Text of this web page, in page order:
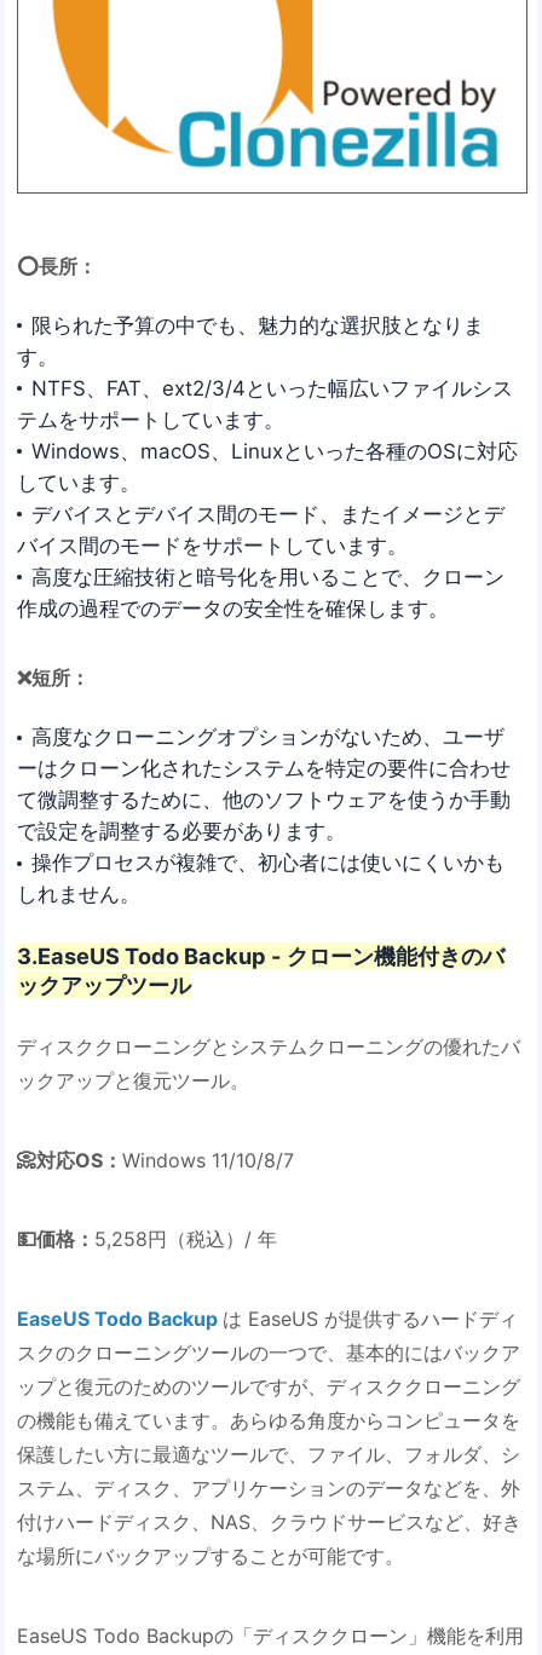
⭕長所：
限られた予算の中でも、魅力的な選択肢となりま
す。
NTFS、FAT、ext2/3/4といった幅広いファイルシス
テムをサポートしています。
Windows、macOS、Linuxといった各種のOSに対応
しています。
デバイスとデバイス間のモード、またイメージとデ
バイス間のモードをサポートしています。
高度な圧縮技術と暗号化を用いることで、クローン
作成の過程でのデータの安全性を確保します。
❌短所：
高度なクローニングオプションがないため、ユーザ
ーはクローン化されたシステムを特定の要件に合わせ
て微調整するために、他のソフトウェアを使うか手動
で設定を調整する必要があります。
操作プロセスが複雑で、初心者には使いにくいかも
しれません。
3.EaseUS Todo Backup - クローン機能付きのバ
ックアップツール
ディスククローニングとシステムクローニングの優れたバ
ックアップと復元ツール。
📀対応OS：Windows 11/10/8/7
💵価格： 5,258円（税込）/ 年
EaseUS Todo Backup は EaseUS が提供するハードディ
スクのクローニングツールの一つで、基本的にはバックア
ップと復元のためのツールですが、ディスククローニング
の機能も備えています。あらゆる角度からコンピュータを
保護したい方に最適なツールで、ファイル、フォルダ、シ
ステム、ディスク、アプリケーションのデータなどを、外
付けハードディスク、NAS、クラウドサービスなど、好き
な場所にバックアップすることが可能です。
EaseUS Todo Backupの「ディスククローン」機能を利用